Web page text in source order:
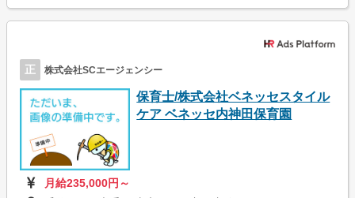
正 株式会社SCエージェンシー
保育士/株式会社ベネッセスタイル
ケア ベネッセ内神田保育園
月給235,000円～